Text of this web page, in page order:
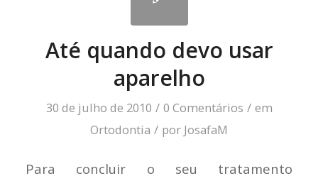
Até quando devo usar
aparelho
30 de julho de 2010 / 0 Comentários / em
Ortodontia / por JosafaM
Para concluir o seu tratamento